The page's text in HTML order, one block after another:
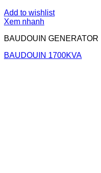
Add to wishlist
Xem nhanh
BAUDOUIN GENERATOR
BAUDOUIN 1700KVA